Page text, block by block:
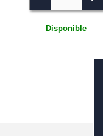
Disponible